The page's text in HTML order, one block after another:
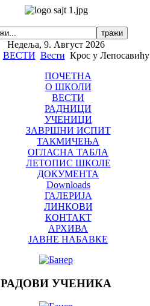
Недеља, 9. Август 2026
ВЕСТИ Вести Крос у Лепосавићу
ПОЧЕТНА
О ШКОЛИ
ВЕСТИ
РАДНИЦИ
УЧЕНИЦИ
ЗАВРШНИ ИСПИТ
ТАКМИЧЕЊА
ОГЛАСНА ТАБЛА
ЛЕТОПИС ШКОЛЕ
ДОКУМЕНТА
Downloads
ГАЛЕРИЈА
ЛИНКОВИ
КОНТАКТ
АРХИВА
ЈАВНЕ НАБАВКЕ
РАДОВИ УЧЕНИКА